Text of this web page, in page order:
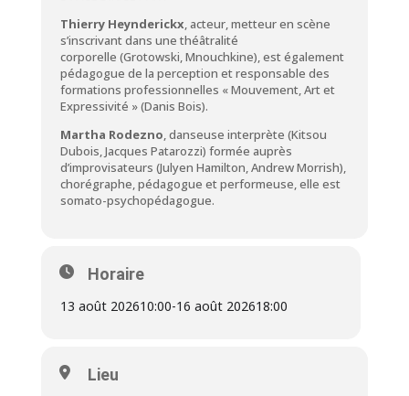
Thierry Heynderickx, acteur, metteur en scène
s’inscrivant dans une théâtralité
corporelle (Grotowski, Mnouchkine), est également
pédagogue de la perception et responsable des
formations professionnelles « Mouvement, Art et
Expressivité » (Danis Bois).
Martha Rodezno, danseuse interprète (Kitsou
Dubois, Jacques Patarozzi) formée auprès
d’improvisateurs (Julyen Hamilton, Andrew Morrish),
chorégraphe, pédagogue et performeuse, elle est
somato-psychopédagogue.
Horaire
13 août 202610:00-16 août 202618:00
Lieu